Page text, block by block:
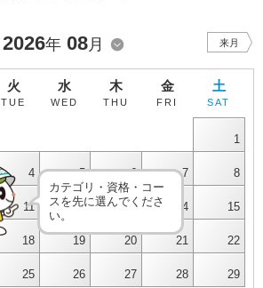
2026年 08月 来月
火
TUE
水
WED
木
THU
金
FRI
土
SAT
1
4 5 6 7 8
11 12 13 14 15
18 19 20 21 22
25 26 27 28 29
カテゴリ・資格・コー
スを先に選んでくださ
い。